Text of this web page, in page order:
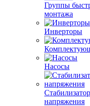
Группы
монтажа
Инверторы
Насосы
напряжения